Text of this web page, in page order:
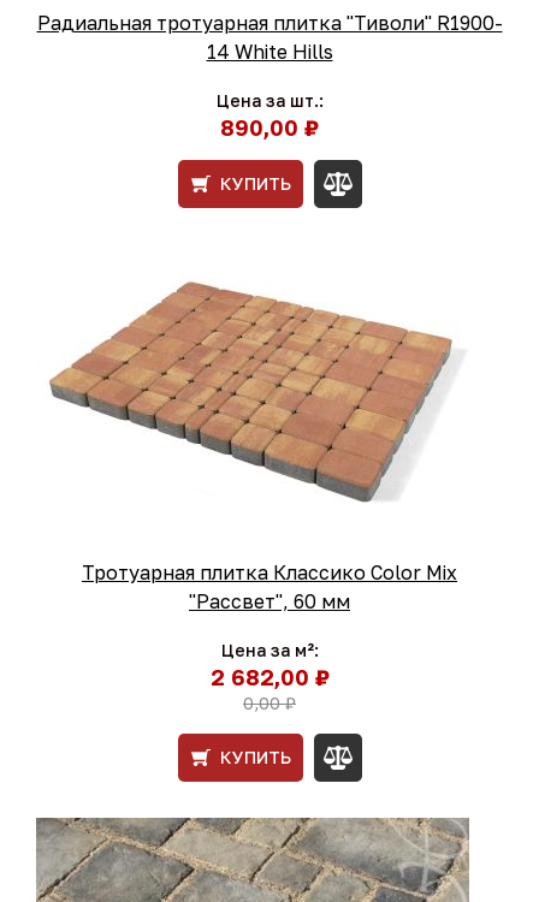
Радиальная тротуарная плитка "Тиволи" R1900-
14 White Hills
Цена за шт.:
890,00 ₽
КУПИТЬ
Тротуарная плитка Классико Color Mix
"Рассвет", 60 мм
Цена за м²:
2 682,00 ₽
0,00 ₽
КУПИТЬ